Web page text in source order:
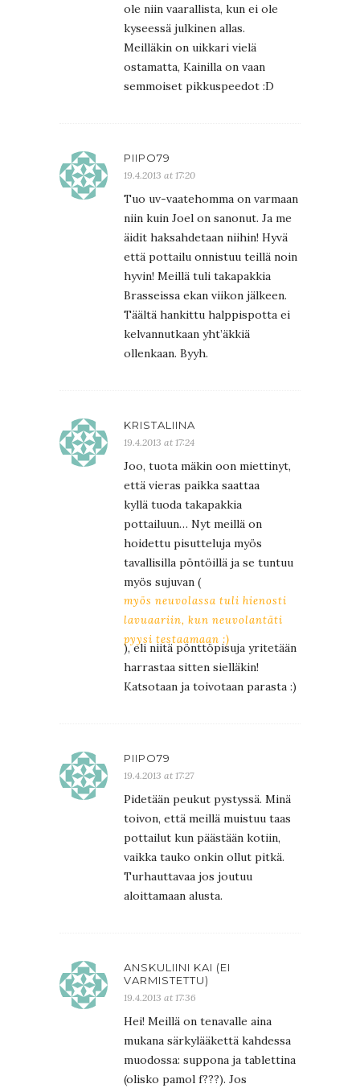
ole niin vaarallista, kun ei ole
kyseessä julkinen allas.
Meilläkin on uikkari vielä
ostamatta, Kainilla on vaan
semmoiset pikkuspeedot :D
PIIPO79
19.4.2013 at 17:20
Tuo uv-vaatehomma on varmaan
niin kuin Joel on sanonut. Ja me
äidit haksahdetaan niihin! Hyvä
että pottailu onnistuu teillä noin
hyvin! Meillä tuli takapakkia
Brasseissa ekan viikon jälkeen.
Täältä hankittu halppispotta ei
kelvannutkaan yht’äkkiä
ollenkaan. Byyh.
KRISTALIINA
19.4.2013 at 17:24
Joo, tuota mäkin oon miettinyt,
että vieras paikka saattaa
kyllä tuoda takapakkia
pottailuun… Nyt meillä on
hoidettu pisutteluja myös
tavallisilla pöntöillä ja se tuntuu
myös sujuvan (
myös neuvolassa tuli hienosti
lavuaariin, kun neuvolantäti
pyysi testaamaan :)
), eli niitä pönttöpisuja yritetään
harrastaa sitten sielläkin!
Katsotaan ja toivotaan parasta :)
PIIPO79
19.4.2013 at 17:27
Pidetään peukut pystyssä. Minä
toivon, että meillä muistuu taas
pottailut kun päästään kotiin,
vaikka tauko onkin ollut pitkä.
Turhauttavaa jos joutuu
aloittamaan alusta.
ANSKULIINI KAI (EI
VARMISTETTU)
19.4.2013 at 17:36
Hei! Meillä on tenavalle aina
mukana särkylääkettä kahdessa
muodossa: suppona ja tablettina
(olisko pamol f???). Jos